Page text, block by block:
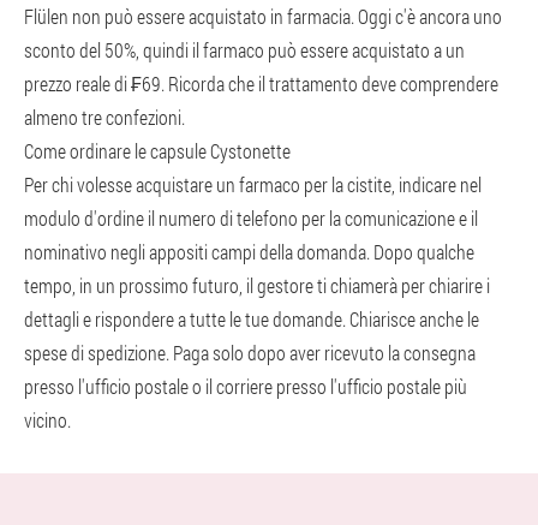
Flülen non può essere acquistato in farmacia. Oggi c'è ancora uno
sconto del 50%, quindi il farmaco può essere acquistato a un
prezzo reale di ₣69. Ricorda che il trattamento deve comprendere
almeno tre confezioni.
Come ordinare le capsule Cystonette
Per chi volesse acquistare un farmaco per la cistite, indicare nel
modulo d'ordine il numero di telefono per la comunicazione e il
nominativo negli appositi campi della domanda. Dopo qualche
tempo, in un prossimo futuro, il gestore ti chiamerà per chiarire i
dettagli e rispondere a tutte le tue domande. Chiarisce anche le
spese di spedizione. Paga solo dopo aver ricevuto la consegna
presso l'ufficio postale o il corriere presso l'ufficio postale più
vicino.